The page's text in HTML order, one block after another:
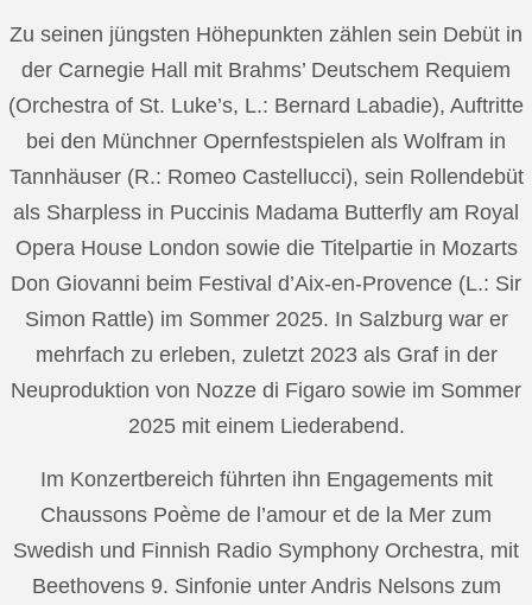
Zu seinen jüngsten Höhepunkten zählen sein Debüt in
der Carnegie Hall mit Brahms’ Deutschem Requiem
(Orchestra of St. Luke’s, L.: Bernard Labadie), Auftritte
bei den Münchner Opernfestspielen als Wolfram in
Tannhäuser (R.: Romeo Castellucci), sein Rollendebüt
als Sharpless in Puccinis Madama Butterfly am Royal
Opera House London sowie die Titelpartie in Mozarts
Don Giovanni beim Festival d’Aix-en-Provence (L.: Sir
Simon Rattle) im Sommer 2025. In Salzburg war er
mehrfach zu erleben, zuletzt 2023 als Graf in der
Neuproduktion von Nozze di Figaro sowie im Sommer
2025 mit einem Liederabend.
Im Konzertbereich führten ihn Engagements mit
Chaussons Poème de l’amour et de la Mer zum
Swedish und Finnish Radio Symphony Orchestra, mit
Beethovens 9. Sinfonie unter Andris Nelsons zum